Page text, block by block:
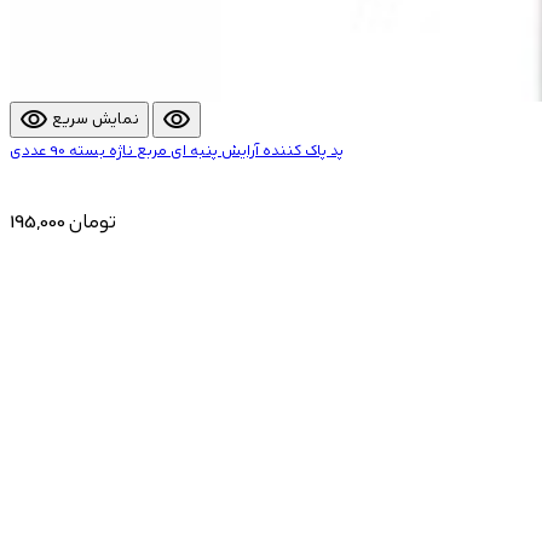
visibility نمایش سریع visibility
پد پاک کننده آرایش پنبه ای مربع ناژه بسته 90 عددی
195,000 تومان